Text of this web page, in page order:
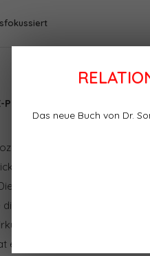
Das neue Buch von Dr.
von Hansjürg Lusti und
wirklich wirksam? Und
Autoren beschreiben aus
Fokussierung von
in Beratungsprozessen
eines Projekts, in dem